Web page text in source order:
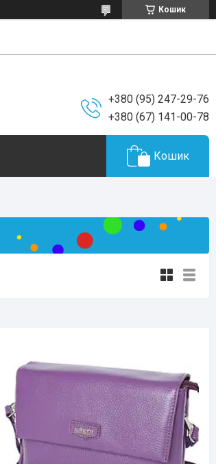
Кошик
+380 (95) 247-29-76
+380 (67) 141-00-78
Кошик